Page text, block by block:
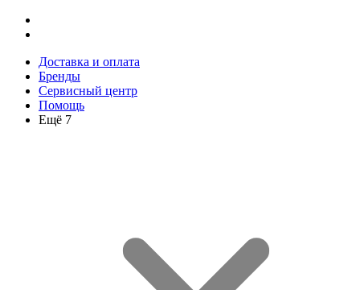
Доставка и оплата
Бренды
Сервисный центр
Помощь
Ещё 7